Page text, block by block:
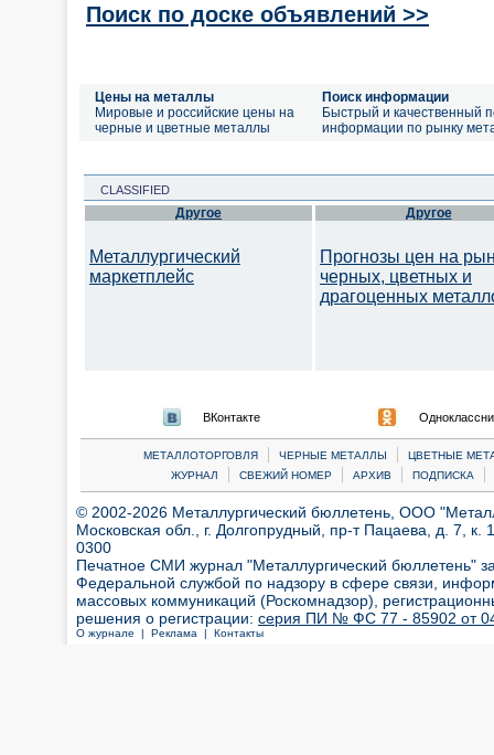
Поиск по доске объявлений >>
Цены на металлы
Мировые и российские цены на
черные и цветные металлы
Поиск информации
Быстрый и качественный
информации по рынку
CLASSIFIED
Другое
Металлургический
маркетплейс
Другое
Прогнозы цен на
черных, цветных и
драгоценных
ВКонтакте
МЕТАЛЛОТОРГОВЛЯ | ЧЕРНЫЕ МЕТАЛЛЫ |
ЦВЕТНЫЕ
ЖУРНАЛ
| СВЕЖИЙ НОМЕР | АРХИВ | ПОДПИСКА |
© 2002-2026 Металлургический бюллетень, ООО
Московская обл., г. Долгопрудный, пр-т Пацаева, д. 7,
0300
Печатное СМИ журнал "Металлургический бюллетень"
Федеральной службой по надзору в сфере связи,
массовых коммуникаций (Роскомнадзор),
решения о регистрации: серия ПИ № ФС 77 - 85902 от 04
О журнале | Реклама | Контакты